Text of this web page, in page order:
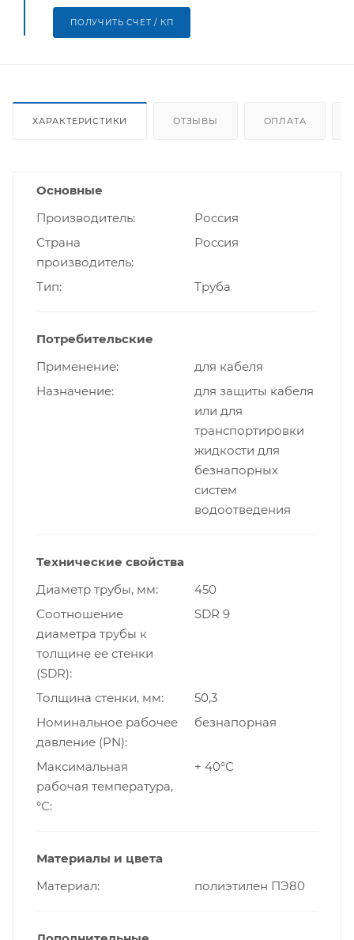
ПОЛУЧИТЬ СЧЕТ / КП
ХАРАКТЕРИСТИКИ ОТЗЫВЫ ОПЛАТА
Основные
Производитель
Россия
Страна
производитель
Россия
Тип Труба
Потребительские
Применение
для кабеля
Назначение
для защиты кабеля
или для
транспортировки
жидкости для
безнапорных
систем
водоотведения
Технические свойства
Диаметр трубы, мм
450
Cоотношение
диаметра трубы к
толщине ее стенки
(SDR)
SDR 9
Толщина стенки, мм
50,3
Номинальное рабочее
давление (PN)
безнапорная
Максимальная
рабочая температура,
°С
+ 40°С
Материалы и цвета
Материал
полиэтилен ПЭ80